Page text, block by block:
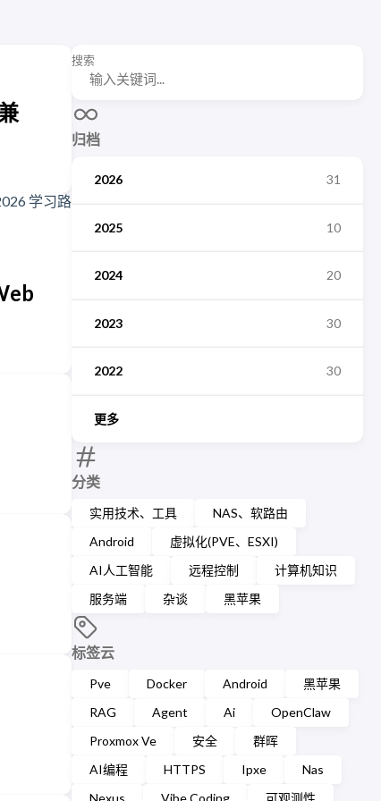
搜索
归档
2026 31
2025 10
2024 20
2023 30
2022 30
更多
分类
实用技术、工具
NAS、软路由
Android
虚拟化(PVE、ESXI)
AI人工智能
远程控制
计算机知识
服务端
杂谈 黑苹果
标签云
Pve Docker Android
黑苹果
RAG
Agent Ai
OpenClaw
Proxmox Ve
安全
群晖
AI编程
HTTPS Ipxe
Nas
Nexus
Vibe Coding 可观测性